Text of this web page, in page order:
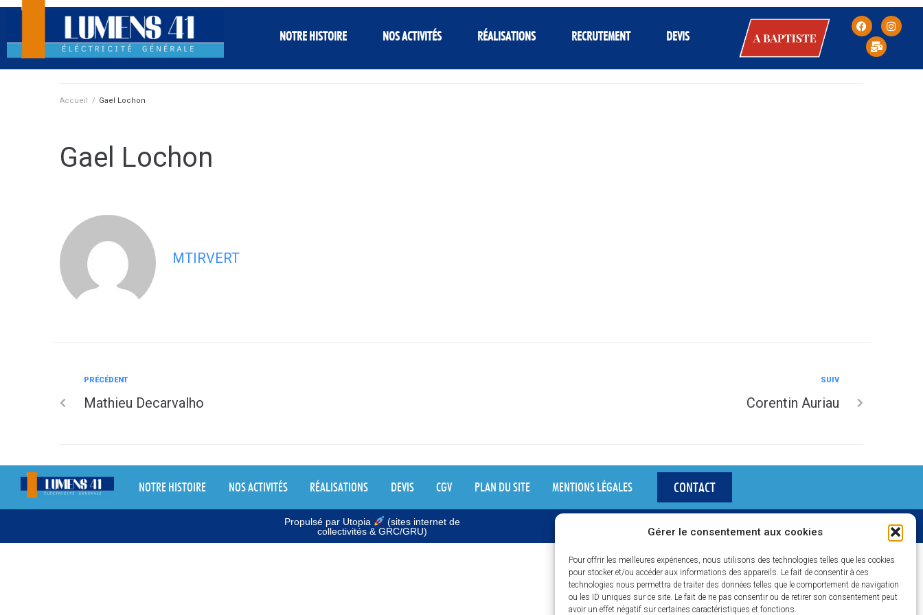
Gérer le consentement aux cookies
Pour offrir les meilleures expériences, nous utilisons des technologies telles que les cookies
pour stocker et/ou accéder aux informations des appareils. Le fait de consentir à ces
technologies nous permettra de traiter des données telles que le comportement de navigation
ou les ID uniques sur ce site. Le fait de ne pas consentir ou de retirer son consentement peut
avoir un effet négatif sur certaines caractéristiques et fonctions.
NOTRE HISTOIRE NOS ACTIVITÉS RÉALISATIONS RECRUTEMENT DEVIS
A
BAPTISTE
Accueil / Gael Lochon
Gael Lochon
MTIRVERT
PRÉCÉDENT
Mathieu Decarvalho
SUIV
Corentin Auriau
NOTRE HISTOIRE NOS ACTIVITÉS RÉALISATIONS DEVIS CGV PLAN DU SITE MENTIONS LÉGALES CONTACT
Propulsé par Utopia
(sites internet de
collectivités & GRC/GRU)